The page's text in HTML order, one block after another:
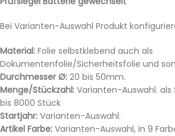
Bei Varianten-Auswahl Produkt
Material: Folie selbstklebend auch als
Dokumentenfolie/Sicherheitsfolie und
Durchmesser Ø: 20 bis 50mm.
Menge/Stückzahl: Varianten-Auswahl.
bis 8000 Stück
Startjahr: Varianten-Auswahl.
Artikel Farbe: Varianten-Auswahl, in 9